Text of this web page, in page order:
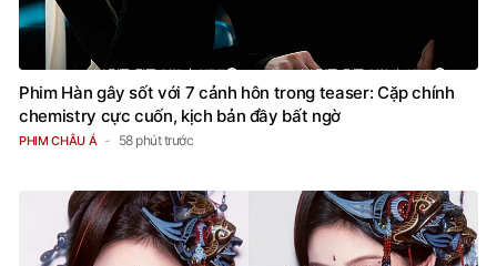
Phim Hàn gây sốt với 7 cảnh hôn trong teaser: Cặp chính
chemistry cực cuốn, kịch bản đầy bất ngờ
PHIM CHÂU Á 58 phút trước